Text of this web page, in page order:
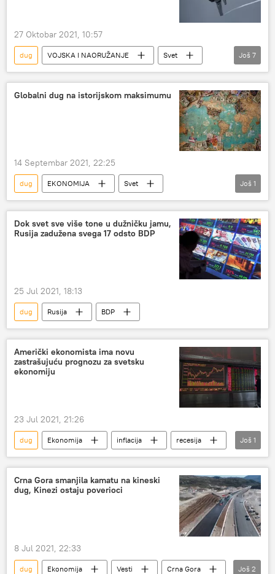
27 Oktobar 2021, 10:57
dug VOJSKA I NAORUŽANJE
Svet
Turska
Redžep Tajip Erdogan
otplata
SAD
Vojska i naoružanje
F-16
Još 7
Globalni dug na istorijskom maksimumu
14 Septembar 2021, 22:25
dug EKONOMIJA
Svet
Ekonomija
Svet – ekonomija
Još 1
Dok svet sve više tone u dužničku jamu,
Rusija zadužena svega 17 odsto BDP
25 Jul 2021, 18:13
dug Rusija BDP
Američki ekonomista ima novu
zastrašujuću prognozu za svetsku
ekonomiju
23 Jul 2021, 21:26
dug Ekonomija inflacija
recesija
svetska ekonomska kriza
Još 1
Crna Gora smanjila kamatu na kineski
dug, Kinezi ostaju poverioci
8 Jul 2021, 22:33
dug Ekonomija Vesti
Crna Gora
Još 2